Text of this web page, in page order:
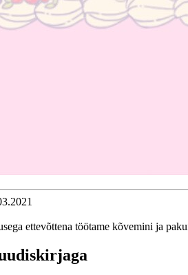
ettevõttena töötame kõvemini ja